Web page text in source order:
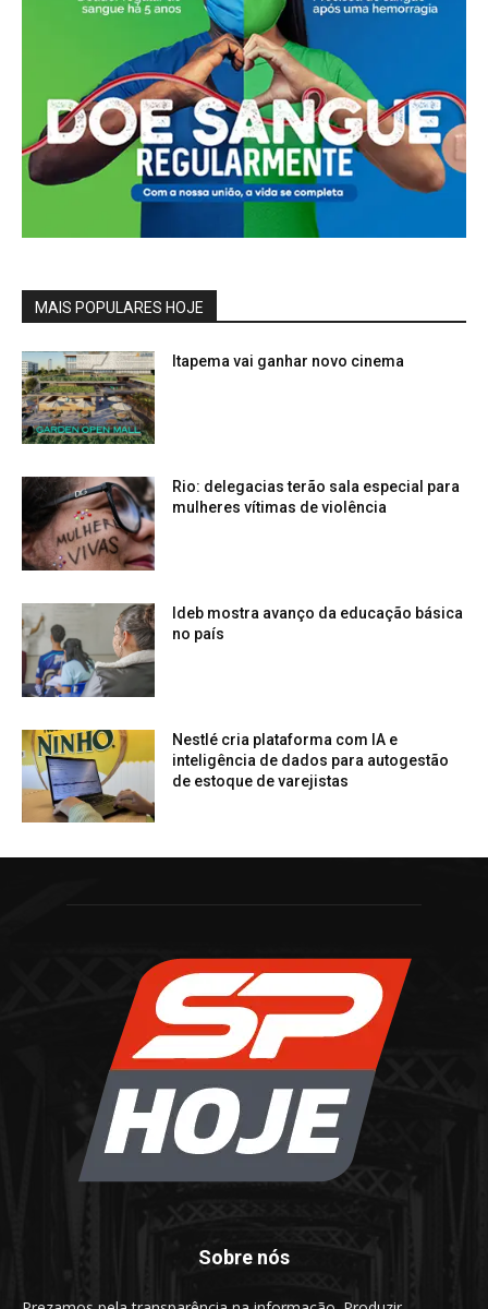
MAIS POPULARES HOJE
Itapema vai ganhar novo cinema
Rio: delegacias terão sala especial para
mulheres vítimas de violência
Ideb mostra avanço da educação básica
no país
Nestlé cria plataforma com IA e
inteligência de dados para autogestão
de estoque de varejistas
Sobre nós